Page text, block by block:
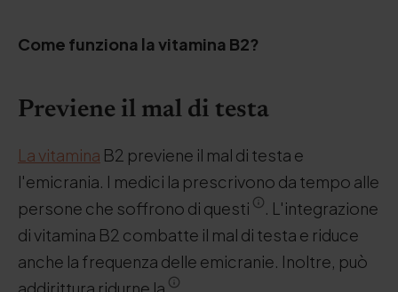
Come funziona la vitamina B2?
Previene il mal di testa
La vitamina B2 previene il mal di testa e
l'emicrania. I medici la prescrivono da tempo alle
persone che soffrono di questi
. L'integrazione
di vitamina B2 combatte il mal di testa e riduce
anche la frequenza delle emicranie. Inoltre, può